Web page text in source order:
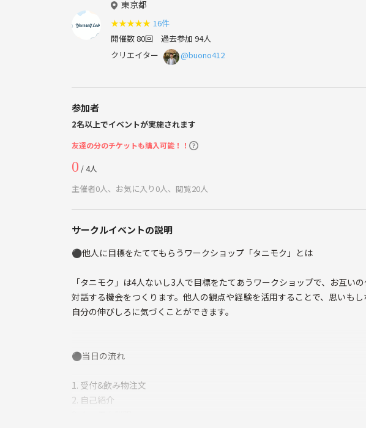
東京都
★★★★★ 16件
開催数 80回 過去参加 94人
クリエイター
@buono412
参加者
2名以上でイベントが実施されます
友達の分のチケットも購入可能！！
0 / 4人
主催者0人、お気に入り0人、閲覧20人
サークルイベントの説明
⚫︎他人に目標をたててもらうワークショップ「タニモク」とは
「タニモク」は4人ないし3人で目標をたてあうワークショップで、お互い
対話する機会をつくります。他人の観点や経験を活用することで、思いもし
自分の伸びしろに気づくことができます。
⚫︎当日の流れ
1. 受付&飲み物注文
2. 自己紹介